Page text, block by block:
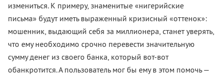
измениться. К примеру, знаменитые «нигерийские
письма» будут иметь выраженный кризисный «оттенок»:
мошенник, выдающий себя за миллионера, станет уверять,
что ему необходимо срочно перевести значительную
сумму денег из своего банка, который вот-вот
обанкротится. А пользователь мог бы ему в этом помочь —